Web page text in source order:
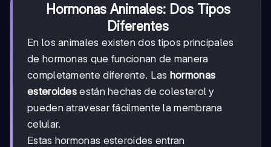
Hormonas Animales: Dos Tipos
Diferentes
En los animales existen dos tipos principales
de hormonas que funcionan de manera
completamente diferente. Las hormonas
esteroides están hechas de colesterol y
pueden atravesar fácilmente la membrana
celular.
Estas hormonas esteroides entran